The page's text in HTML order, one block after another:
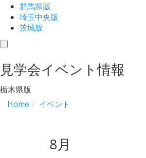
群馬県版
埼玉中央版
茨城版
toggle
見学会イベント情報
栃木県版
Home
イベント
8月